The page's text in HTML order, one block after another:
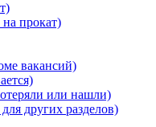
прокат)
вакансий)
или нашли)
других разделов)